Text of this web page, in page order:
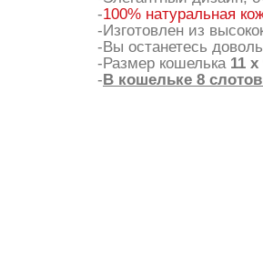
-100% натуральная
-Изготовлен из
-Вы останетесь
-Размер кошелька 11
-В кошельке 8